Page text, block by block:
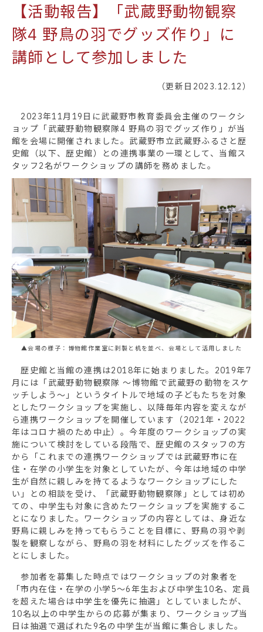
【活動報告】「武蔵野動物観察
隊4 野鳥の羽でグッズ作り」に
講師として参加しました
（更新日2023.12.12）
2023年11月19日に武蔵野市教育委員会主催のワークシ
ョップ「武蔵野動物観察隊4 野鳥の羽でグッズ作り」が当
館を会場に開催されました。武蔵野市立武蔵野ふるさと歴
史館（以下、歴史館）との連携事業の一環として、当館ス
タッフ2名がワークショップの講師を務めました。
▲会場の様子：博物館作業室に剥製と机を並べ、会場として活用しました
歴史館と当館の連携は2018年に始まりました。2019年7
月には「武蔵野動物観察隊 ～博物館で武蔵野の動物をスケ
ッチしよう～」というタイトルで地域の子どもたちを対象
としたワークショップを実施し、以降毎年内容を変えなが
ら連携ワークショップを開催しています（2021年・2022
年はコロナ禍のため中止）。今年度のワークショップの実
施について検討をしている段階で、歴史館のスタッフの方
から「これまでの連携ワークショップでは武蔵野市に在
住・在学の小学生を対象としていたが、今年は地域の中学
生が自然に親しみを持てるようなワークショップにした
い」との相談を受け、「武蔵野動物観察隊」としては初め
ての、中学生も対象に含めたワークショップを実施するこ
とになりました。ワークショップの内容としては、身近な
野鳥に親しみを持ってもらうことを目標に、野鳥の羽や剥
製を観察しながら、野鳥の羽を材料にしたグッズを作るこ
とにしました。
参加者を募集した時点ではワークショップの対象者を
「市内在住・在学の小学5～6年生および中学生10名、定員
を超えた場合は中学生を優先に抽選」としていましたが、
10名以上の中学生からの応募が集まり、ワークショップ当
日は抽選で選ばれた9名の中学生が当館に集合しました。